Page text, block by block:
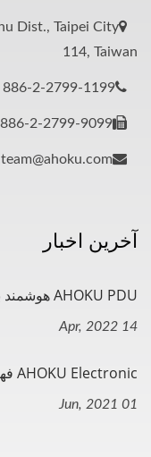
Dist., Taipei City
114, Taiwan
886-2-2799-1199
886-2-2799-9099
آخرین اخبار
AHOKU PDU هوشمند برنده جایزه طراحی...
14 Apr, 2022
AHOKU Electronic فهرست بورس تحصیلی دانشجویان...
01 Jun, 2021